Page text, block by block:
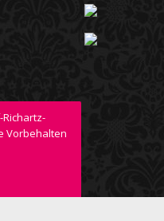
Vorbehalten